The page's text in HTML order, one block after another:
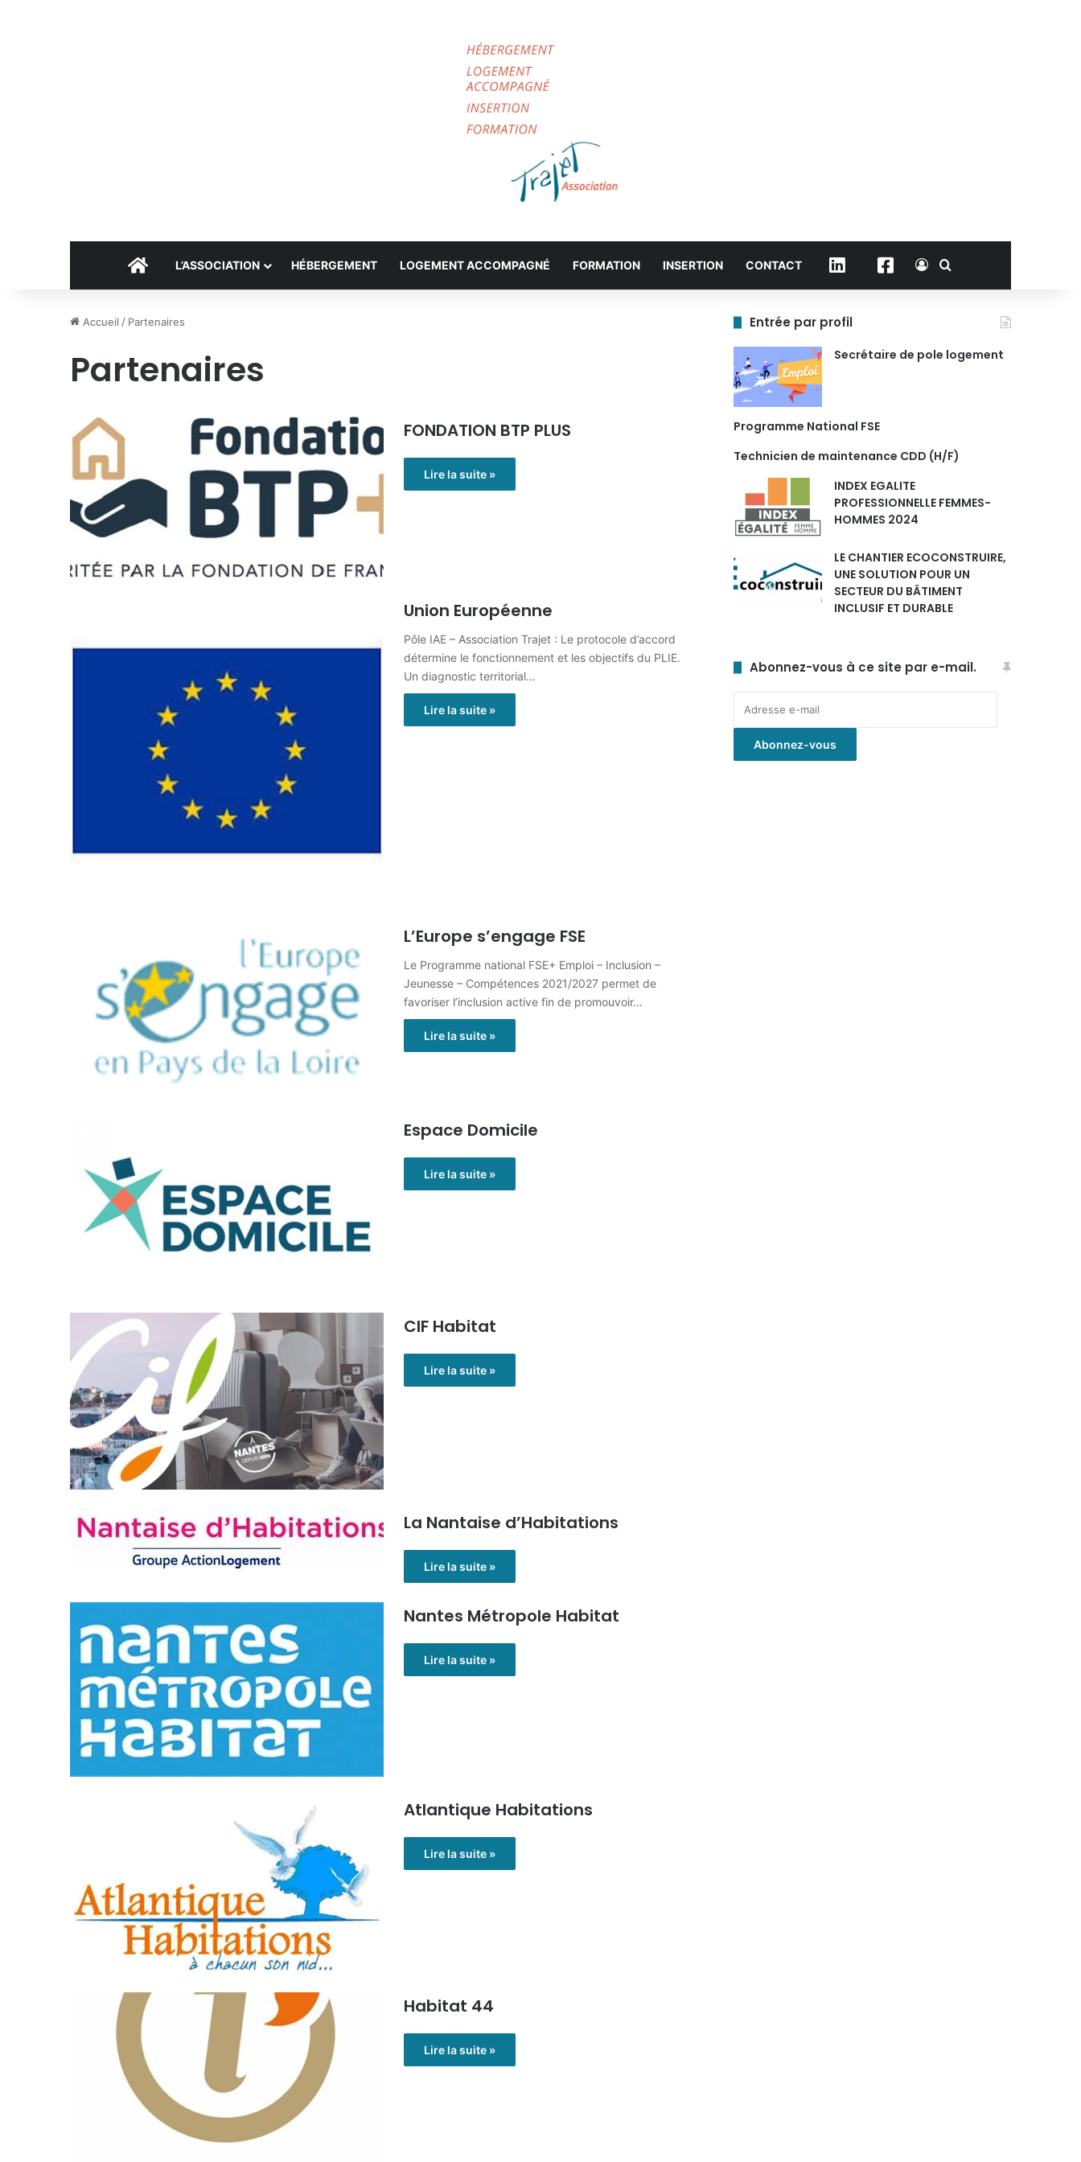
AccueilL’ASSOCIATION HÉBERGEMENT LOGEMENT ACCOMPAGNÉ FORMATION INSERTION CONTACT Linkedin FacebookConnexion
Accueil / Partenaires
Partenaires
FONDATION BTP PLUS
Lire la suite »
Union Européenne
Pôle IAE – Association Trajet : Le protocole d’accord
détermine le fonctionnement et les objectifs du PLIE.
Un diagnostic territorial…
Lire la suite »
L’Europe s’engage FSE
Le Programme national FSE+ Emploi – Inclusion –
Jeunesse – Compétences 2021/2027 permet de
favoriser l’inclusion active fin de promouvoir…
Lire la suite »
Espace Domicile
Lire la suite »
CIF Habitat
Lire la suite »
La Nantaise d’Habitations
Lire la suite »
Nantes Métropole Habitat
Lire la suite »
Atlantique Habitations
Lire la suite »
Habitat 44
Lire la suite »
Entrée par profil
Secrétaire de pole logement
Programme National FSE
Technicien de maintenance CDD (H/F)
INDEX EGALITE
PROFESSIONNELLE FEMMES-
HOMMES 2024
LE CHANTIER ECOCONSTRUIRE,
UNE SOLUTION POUR UN
SECTEUR DU BÂTIMENT
INCLUSIF ET DURABLE
Abonnez-vous à ce site par e-mail.
e-
Abonnez-vous